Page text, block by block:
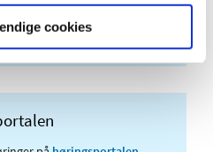
cookies
udstyr